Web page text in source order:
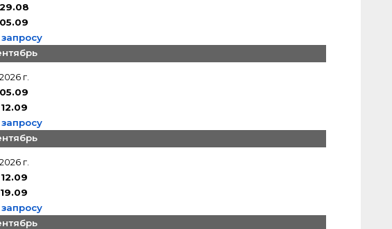
29.08
05.09
2026 г.
05.09
12.09
2026 г.
12.09
19.09